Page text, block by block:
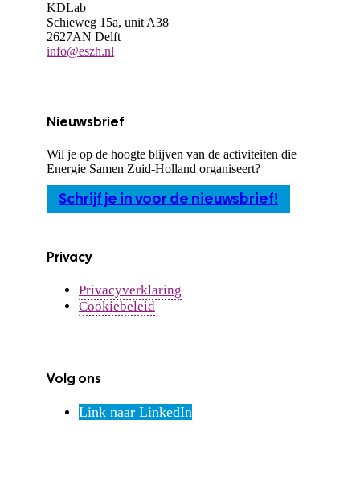
KDLab
Schieweg 15a, unit A38
2627AN Delft
info@eszh.nl
Nieuwsbrief
Wil je op de hoogte blijven van de activiteiten die
Energie Samen Zuid-Holland organiseert?
Schrijf je in voor de nieuwsbrief!
Privacy
Privacyverklaring
Cookiebeleid
Volg ons
Link naar LinkedIn